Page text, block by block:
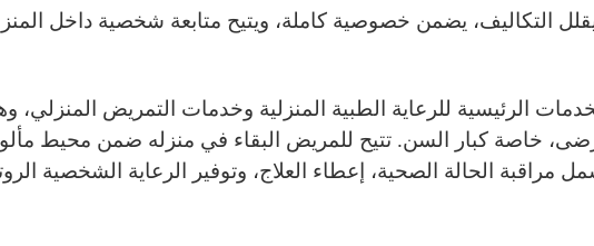
التكاليف، يضمن خصوصية كاملة، ويتيح متابعة شخصية داخل
الرئيسية للرعاية الطبية المنزلية وخدمات التمريض
خاصة كبار السن. تتيح للمريض البقاء في منزله ضمن محيط
الحالة الصحية، إعطاء العلاج، وتوفير الرعاية الشخصية